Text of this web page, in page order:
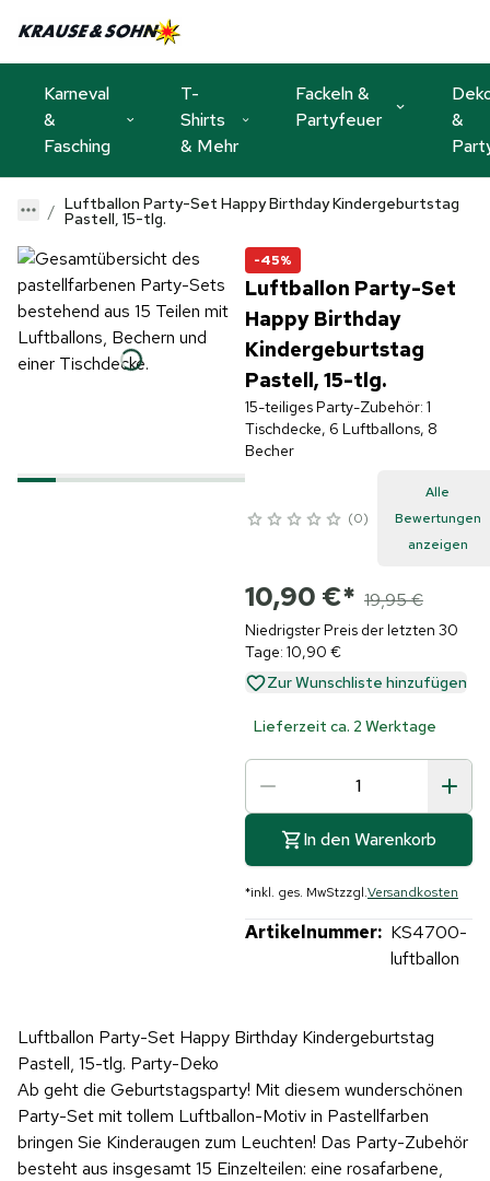
Karneval
&
Fasching
T-
Shirts
& Mehr
Fackeln &
Partyfeuer
&
Luftballon Party-Set Happy Birthday Kindergeburtstag
Pastell, 15-tlg.
-45%
Luftballon Party-Set
Happy Birthday
Kindergeburtstag
Pastell, 15-tlg.
15-teiliges Party-Zubehör: 1
Tischdecke, 6 Luftballons, 8
Becher
0
Alle
Bewertungen
anzeigen
10,90 €* 19,95 €
Niedrigster Preis der letzten 30
Tage: 10,90 €
Zur Wunschliste hinzufügen
Lieferzeit ca. 2 Werktage
In den Warenkorb
*inkl. ges. MwStzzgl.Versandkosten
Artikelnummer: KS4700-
luftballon
Luftballon Party-Set Happy Birthday Kindergeburtstag
Pastell, 15-tlg. Party-Deko
Ab geht die Geburtstagsparty! Mit diesem wunderschönen
Party-Set mit tollem Luftballon-Motiv in Pastellfarben
bringen Sie Kinderaugen zum Leuchten! Das Party-Zubehör
besteht aus insgesamt 15 Einzelteilen: eine rosafarbene,